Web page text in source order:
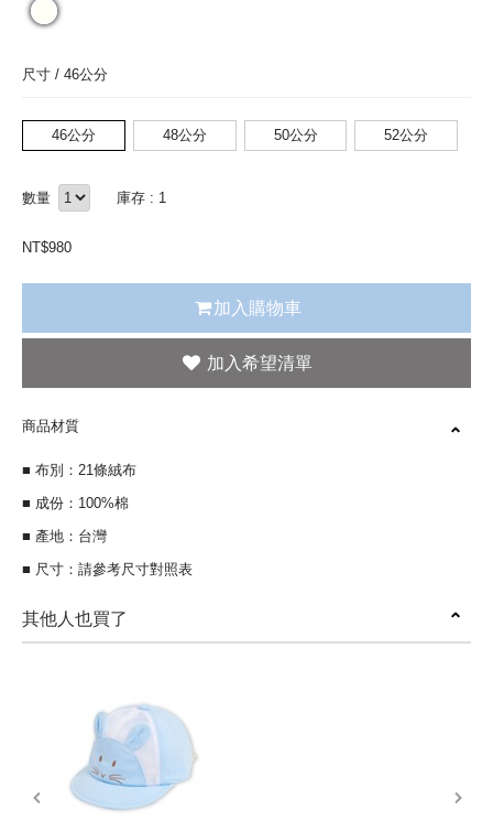
尺寸 / 46公分
46公分 48公分 50公分 52公分
數量 庫存 : 1
NT$980
加入購物車
商品材質
■ 布別：21條絨布
■ 成份：100%棉
■ 產地：台灣
■ 尺寸：請參考尺寸對照表
其他人也買了